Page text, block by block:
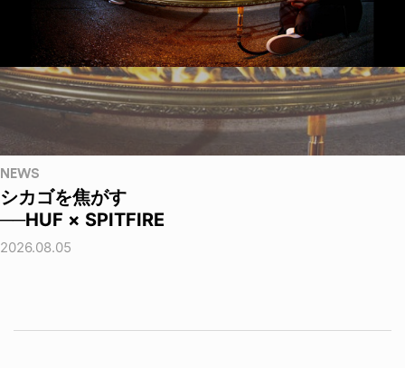
NEWS
シカゴを焦がす
──HUF × SPITFIRE
2026.08.05